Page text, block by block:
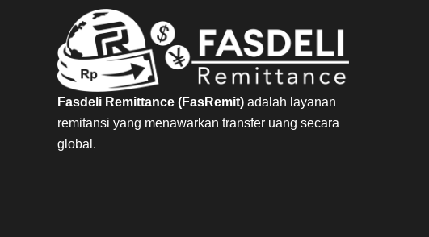
Fasdeli Remittance (FasRemit) adalah layanan
remitansi yang menawarkan transfer uang secara
global.